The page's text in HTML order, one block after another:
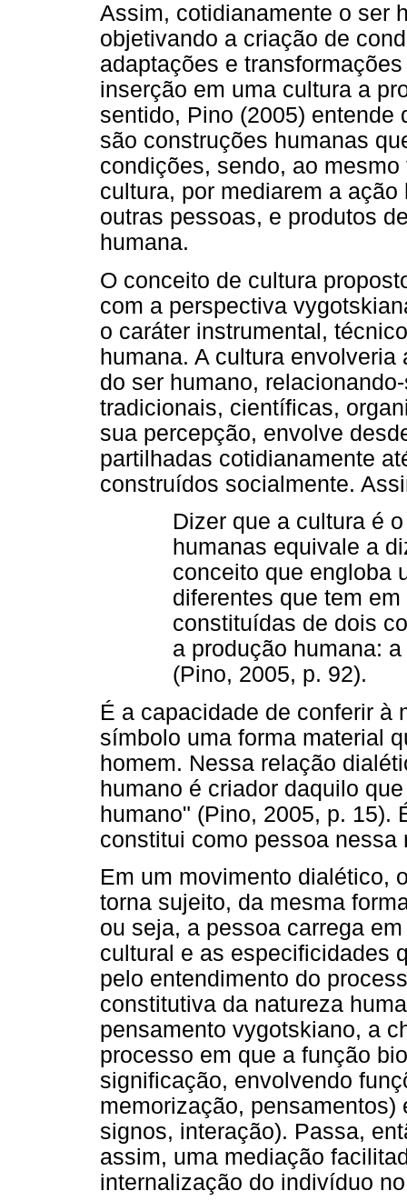
Assim, cotidianamente o ser
objetivando a criação de
adaptações e
inserção em uma cultura a
sentido, Pino (2005)
são construções humanas
condições, sendo, ao
cultura, por mediarem a
outras pessoas, e produtos
humana.
O conceito de cultura
com a perspectiva
o caráter instrumental,
humana. A cultura
do ser humano,
tradicionais, científicas,
sua percepção, envolve
partilhadas cotidianamente
construídos socialmente.
Dizer que a cultura é
humanas equivale a
conceito que engloba
diferentes que tem
constituídas de dois
a produção humana: a
(Pino, 2005, p. 92).
É a capacidade de conferir à
símbolo uma forma material
homem. Nessa relação
humano é criador daquilo
humano" (Pino, 2005, p. 15).
constitui como pessoa nessa
Em um movimento dialético,
torna sujeito, da mesma
ou seja, a pessoa carrega
cultural e as especificidades
pelo entendimento do
constitutiva da natureza
pensamento vygotskiano, a
processo em que a função
significação, envolvendo
memorização,
signos, interação). Passa,
assim, uma mediação
internalização do indivíduo